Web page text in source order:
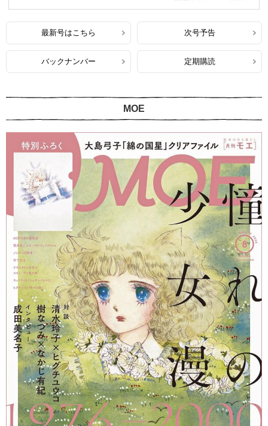
最新号はこちら 次号予告
バックナンバー 定期購読
MOE